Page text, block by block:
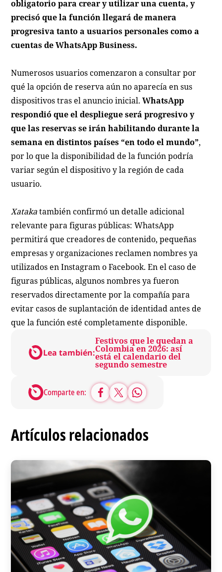
obligatorio para crear y utilizar una cuenta, y
precisó que la función llegará de manera
progresiva tanto a usuarios personales como a
cuentas de WhatsApp Business.
Numerosos usuarios comenzaron a consultar por
qué la opción de reserva aún no aparecía en sus
dispositivos tras el anuncio inicial.WhatsApp
respondió que el despliegue será progresivo y
que las reservas se irán habilitando durante la
semana en distintos países “en todo el mundo”,
por lo que la disponibilidad de la función podría
variar según el dispositivo y la región de cada
usuario.
Xatakatambién confirmó un detalle adicional
relevante para figuras públicas: WhatsApp
permitirá que creadores de contenido, pequeñas
empresas y organizaciones reclamen nombres ya
utilizados en Instagram o Facebook. En el caso de
figuras públicas, algunos nombres ya fueron
reservados directamente por la compañía para
evitar casos de suplantación de identidad antes de
que la función esté completamente disponible.
Lea también:
Festivos que le quedan a
Colombia en 2026: así
está el calendario del
segundo semestre
Comparte en:
Artículos relacionados